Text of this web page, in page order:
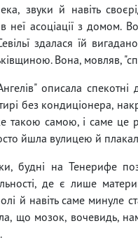
звуки й навіть
неї асоціації з домом.
здалася їй
Вона, мовляв,
описала
без кондиціонера,
такою самою, і саме це
йшла вулицею й
будні на Тенерифе
де є лише
й навіть саме минуле
що мозок, вочевидь,